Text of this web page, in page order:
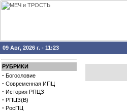
09 Авг, 2026 г. - 11:23
РУБРИКИ
· Богословие
· Современная ИПЦ
· История РПЦЗ
· РПЦЗ(В)
· РосПЦ